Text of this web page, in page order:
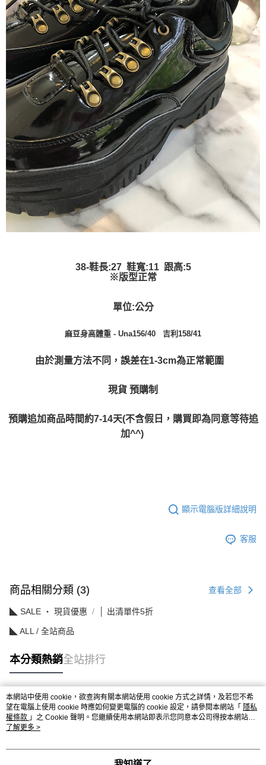
38-鞋長:27 鞋寬:11 跟高:5
※版型正常
單位:公分
麻豆身高體重 - Una156/40 吉利158/41
由於測量方法不同，誤差在1-3cm為正常範圍
現貨 預購制
預購追加商品時間約7-14天(不含假日，購買即為同意等待追
加^^)
顯示電腦版詳細說明
客服
商品相關分類 (3) 查看全部
◣ SALE ‧ 現貨優惠 │ 出清單件5折
◣ ALL / 全站商品
本分類熱銷全站排行
熱門標籤
本網站中使用 cookie，欲查詢有關本網站使用 cookie 方式之詳情，及若您不希
望在電腦上使用 cookie 時應如何變更電腦的 cookie 設定，請參閱本網站「 隱私
權條款 」之 Cookie 聲明。您繼續使用本網站即表示您同意本公司得按本網站使
用條款之 Cookie 聲明使用 cookie。
了解更多 >